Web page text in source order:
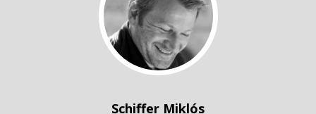
Schiffer Miklós